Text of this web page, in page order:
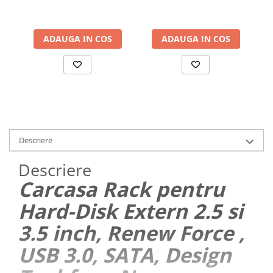
Generatoare Ozon
Prajitoare de paine
Sandwich-maker
Accesorii Periute de Dinti Electrice
Accesorii aparate de ras clasice
Accesorii aparate de ras electrice
Aparate cosmetice
Aparate de ras si tuns
Aparate masaj
Aparate pentru manichiura
pedichiura
Plug & Play, Aluminiu
ADAUGA IN COS
Disk Burner, Reader DVD
Laptop, PC, Negru
ADAUGA IN COS
Descriere
Descriere
Carcasa Rack pentru
Hard-Disk Extern 2.5 si
3.5 inch, Renew Force ,
USB 3.0, SATA, Design